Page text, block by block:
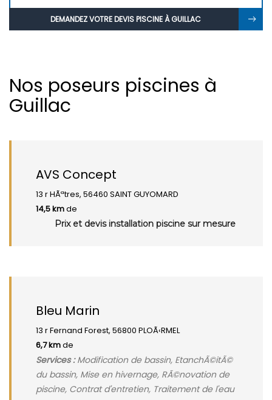
DEMANDEZ VOTRE DEVIS PISCINE À GUILLAC
Nos poseurs piscines à
Guillac
AVS Concept
13 r HÃªtres, 56460 SAINT GUYOMARD
14,5 kmde
Prix et devis installation piscine sur mesure
Bleu Marin
13 r Fernand Forest, 56800 PLOÃ‹RMEL
6,7 kmde
Services :Modification de bassin, EtanchÃ©itÃ©
du bassin, Mise en hivernage, RÃ©novation de
piscine, Contrat d'entretien, Traitement de l'eau